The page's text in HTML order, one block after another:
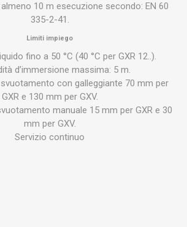
10 m esecuzione secondo: EN 60
335-2-41.
Limiti impiego
fino a 50 °C (40 °C per GXR 12..).
d’immersione massima: 5 m.
con galleggiante 70 mm per
GXR e 130 mm per GXV.
manuale 15 mm per GXR e 30
mm per GXV.
Servizio continuo